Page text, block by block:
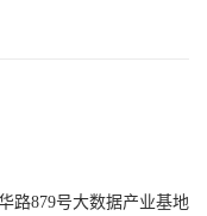
路879号大数据产业基地